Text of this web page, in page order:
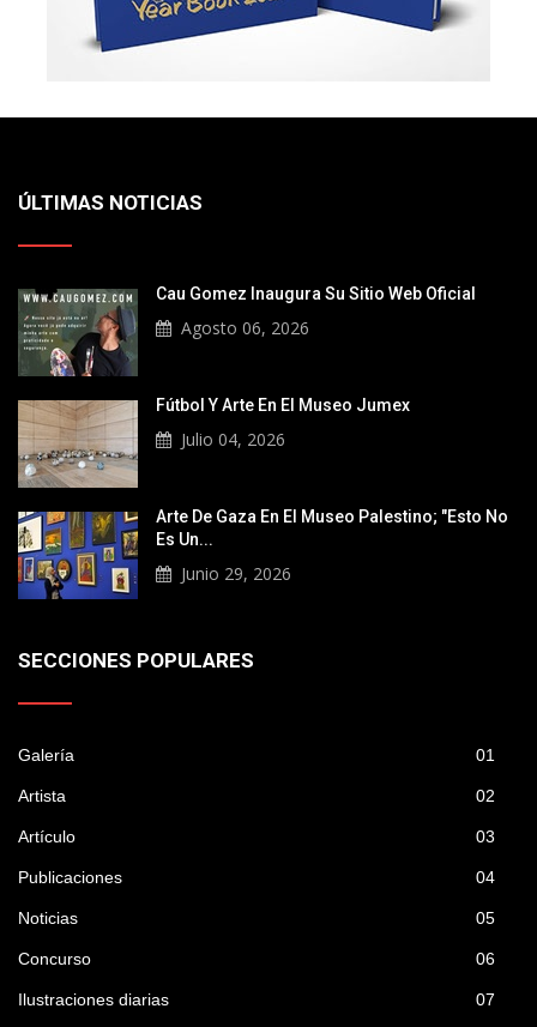
ÚLTIMAS NOTICIAS
Cau Gomez Inaugura Su Sitio Web Oficial
Agosto 06, 2026
Fútbol Y Arte En El Museo Jumex
Julio 04, 2026
Arte De Gaza En El Museo Palestino; "Esto No
Es Un...
Junio 29, 2026
SECCIONES POPULARES
Galería 01
Artista 02
Artículo 03
Publicaciones 04
Noticias 05
Concurso 06
Ilustraciones diarias 07